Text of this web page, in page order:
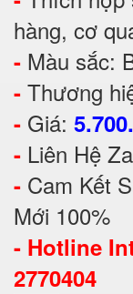
hàng, cơ
- Màu sắc:
- Thương
- Giá:
- Liên Hệ
- Cam Kết
Mới 100%
- Hotline
2770404